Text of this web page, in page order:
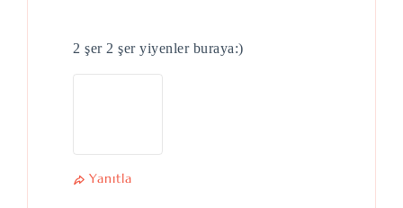
2 şer 2 şer yiyenler buraya:)
Yanıtla